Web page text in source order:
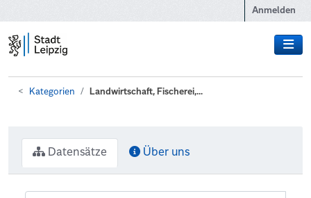
Anmelden
Kategorien Landwirtschaft, Fischerei,...
Datensätze Über uns